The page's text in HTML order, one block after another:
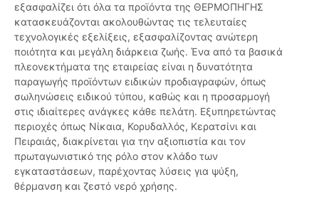
εξασφαλίζει ότι όλα τα προϊόντα της ΘΕΡΜΟΠΗΓΗΣ
κατασκευάζονται ακολουθώντας τις τελευταίες
τεχνολογικές εξελίξεις, εξασφαλίζοντας ανώτερη
ποιότητα και μεγάλη διάρκεια ζωής. Ένα από τα βασικά
πλεονεκτήματα της εταιρείας είναι η δυνατότητα
παραγωγής προϊόντων ειδικών προδιαγραφών, όπως
σωληνώσεις ειδικού τύπου, καθώς και η προσαρμογή
στις ιδιαίτερες ανάγκες κάθε πελάτη. Εξυπηρετώντας
περιοχές όπως Νίκαια, Κορυδαλλός, Κερατσίνι και
Πειραιάς, διακρίνεται για την αξιοπιστία και τον
πρωταγωνιστικό της ρόλο στον κλάδο των
εγκαταστάσεων, παρέχοντας λύσεις για ψύξη,
θέρμανση και ζεστό νερό χρήσης.